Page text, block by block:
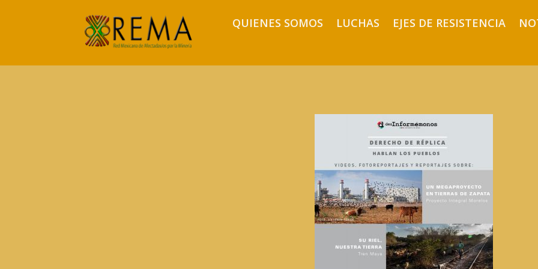
QUIENES SOMOS LUCHAS EJES DE RESISTENCIA